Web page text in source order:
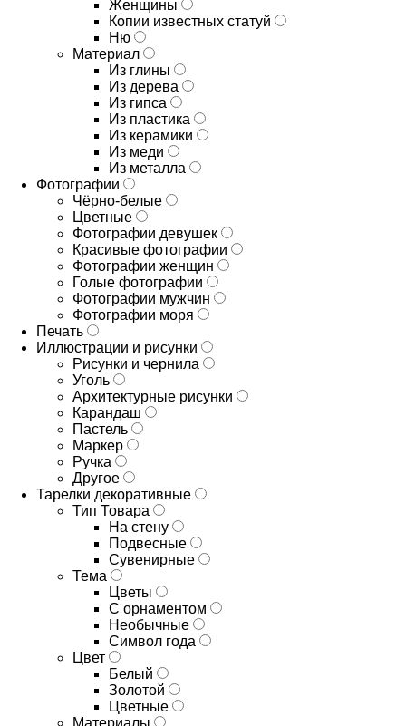
Женщины
Копии известных статуй
Ню
Материал
Из глины
Из дерева
Из гипса
Из пластика
Из керамики
Из меди
Из металла
Фотографии
Чёрно-белые
Цветные
Фотографии девушек
Красивые фотографии
Фотографии женщин
Голые фотографии
Фотографии мужчин
Фотографии моря
Печать
Иллюстрации и рисунки
Рисунки и чернила
Уголь
Архитектурные рисунки
Карандаш
Пастель
Маркер
Ручка
Другое
Тарелки декоративные
Тип Товара
На стену
Подвесные
Сувенирные
Тема
Цветы
С орнаментом
Необычные
Символ года
Цвет
Белый
Золотой
Цветные
Материалы